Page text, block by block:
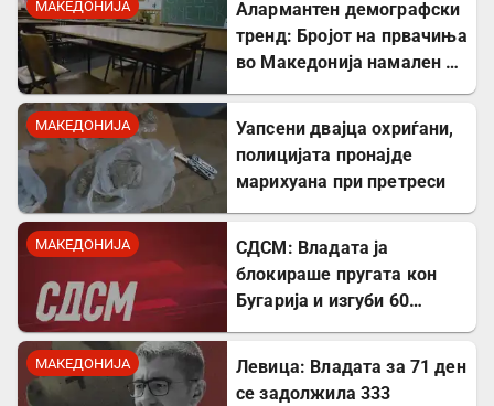
МАКЕДОНИЈА
Алармантен демографски
тренд: Бројот на првачиња
во Македонија намален за
МАКЕДОНИЈА
Уапсени двајца охриѓани,
полицијата пронајде
марихуана при претреси
МАКЕДОНИЈА
СДСМ: Владата ја
блокираше пругата кон
Бугарија и изгуби 60
МАКЕДОНИЈА
Левица: Владата за 71 ден
се задолжила 333